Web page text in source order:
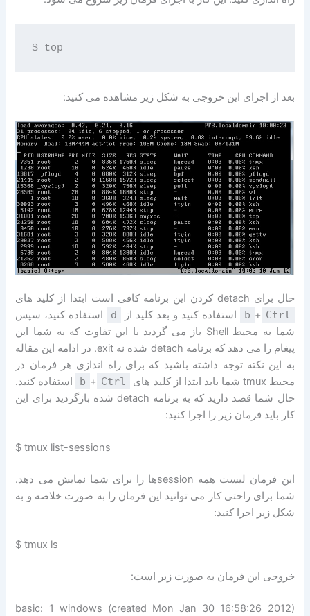
بعد از اجرای این خروجی به شکل زیر مشاهده می کنید:
حال برای detach کردن این برنامه کافی است ابتدا از کلید های
Ctrl
+
b استفاده کنید و بعد کلید از d
استفاده کنید، سپس
شما به محیط Shell باز می گردید با این تفاوت که به شما این
پیغام را می دهد که برنامه detach شده نه exit. در ادامه این مقاله
به این نکته توجه داشته باشید که برای راه اندازی هر فرمان در
محیط tmux شما باید ابتدا از کلید های
Ctrl
+
b
استفاده کنید.
حال شما قصد دارید که به برنامه detach شده بازگردید برای این
کار باید فرمان زیر را اجرا کنید:
$ tmux list-sessions
این فرمان لیست همه sessionها را برای شما نمایش می دهد.
شما برای راحتی کار می توانید این فرمان را به صورت خلاصه و به
شکل زیر اجرا کنید:
$ tmux ls
خروجی این فرمان به صورت زیر است:
basic: 1 windows (created Mon Jan 30 16:58:26 2012)